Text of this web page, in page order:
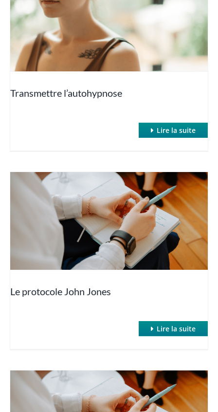
Hypnose et Poids (Maigrir avec l’hypnose)
Hypnose et sexo
Hypnose et Sommeil
Hypnose et Traumatismes
Hypnose et troubles des apprentissages
Hypnose Non Verbale
Hypnose profonde et rapide : Hypnose de Spectacle
Hypnose quantique
La puissance des suggestions post-hypnotiques
Transmettre l’autohypnose
Lire la suite
Le protocole John Jones
Lire la suite